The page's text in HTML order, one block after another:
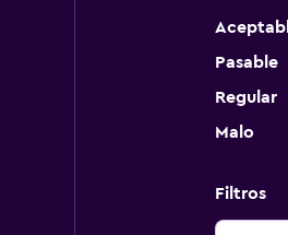
Pasable
Regular
Malo
Filtros